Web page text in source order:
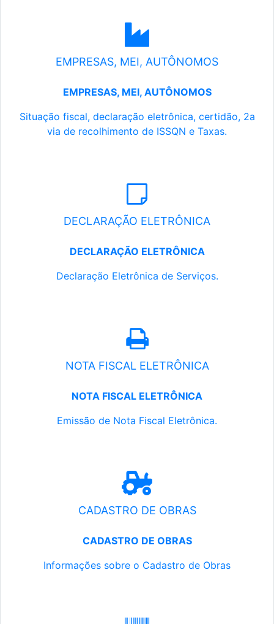
EMPRESAS, MEI, AUTÔNOMOS
EMPRESAS, MEI, AUTÔNOMOS
Situação fiscal, declaração eletrônica, certidão, 2a
via de recolhimento de ISSQN e Taxas.
DECLARAÇÃO ELETRÔNICA
DECLARAÇÃO ELETRÔNICA
Declaração Eletrônica de Serviços.
NOTA FISCAL ELETRÔNICA
NOTA FISCAL ELETRÔNICA
Emissão de Nota Fiscal Eletrônica.
CADASTRO DE OBRAS
CADASTRO DE OBRAS
Informações sobre o Cadastro de Obras